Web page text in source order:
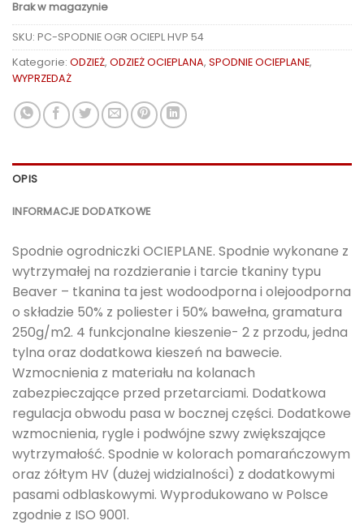
Brak w magazynie
SKU: PC-SPODNIE OGR OCIEPL HVP 54
Kategorie: ODZIEŻ, ODZIEŻ OCIEPLANA, SPODNIE OCIEPLANE,
WYPRZEDAŻ
OPIS
INFORMACJE DODATKOWE
Spodnie ogrodniczki OCIEPLANE. Spodnie wykonane z
wytrzymałej na rozdzieranie i tarcie tkaniny typu
Beaver – tkanina ta jest wodoodporna i olejoodporna
o składzie 50% z poliester i 50% bawełna, gramatura
250g/m2. 4 funkcjonalne kieszenie- 2 z przodu, jedna
tylna oraz dodatkowa kieszeń na bawecie.
Wzmocnienia z materiału na kolanach
zabezpieczające przed przetarciami. Dodatkowa
regulacja obwodu pasa w bocznej części. Dodatkowe
wzmocnienia, rygle i podwójne szwy zwiększające
wytrzymałość. Spodnie w kolorach pomarańczowym
oraz żółtym HV (dużej widzialności) z dodatkowymi
pasami odblaskowymi. Wyprodukowano w Polsce
zgodnie z ISO 9001.